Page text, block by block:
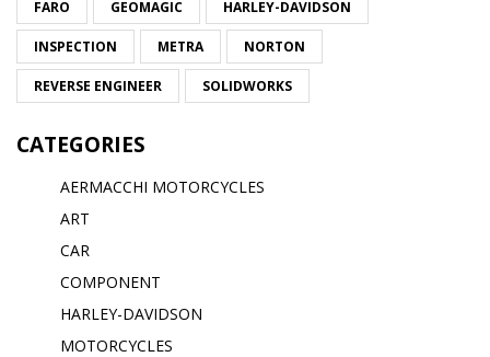
FARO GEOMAGIC HARLEY-DAVIDSON
INSPECTION METRA NORTON
REVERSE ENGINEER SOLIDWORKS
CATEGORIES
AERMACCHI MOTORCYCLES
ART
CAR
COMPONENT
HARLEY-DAVIDSON
MOTORCYCLES